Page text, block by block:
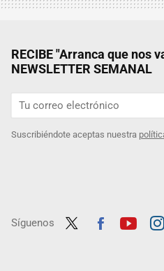
RECIBE "Arranca que nos
NEWSLETTER SEMANAL
Suscribiéndote aceptas nuestra
Síguenos